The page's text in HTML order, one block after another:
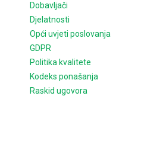
Dobavljači
Djelatnosti
Opći uvjeti poslovanja
GDPR
Politika kvalitete
Kodeks ponašanja
Raskid ugovora